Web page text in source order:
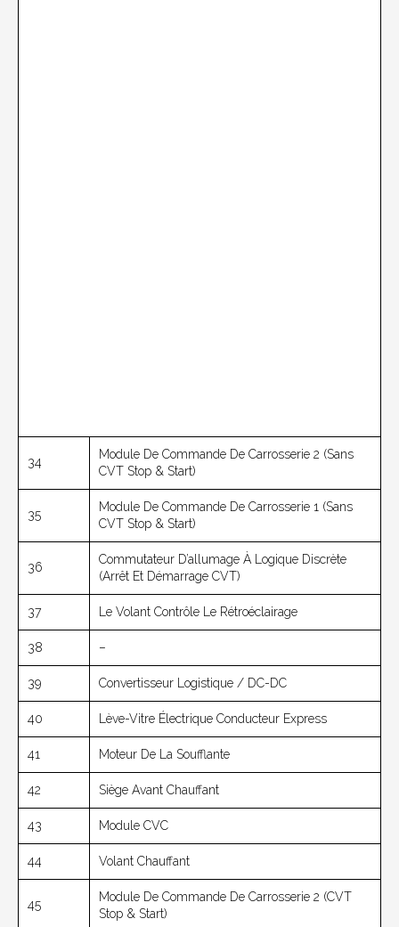
34
Module De Commande De Carrosserie 2 (sans
CVT Stop & Start)
35
Module De Commande De Carrosserie 1 (sans
CVT Stop & Start)
36
Commutateur D’allumage À Logique Discrète
(arrêt Et Démarrage CVT)
37 Le Volant Contrôle Le Rétroéclairage
38 –
39 Convertisseur Logistique / DC-DC
40 Lève-Vitre Électrique Conducteur Express
41 Moteur De La Soufflante
42 Siège Avant Chauffant
43 Module CVC
44 Volant Chauffant
45
Module De Commande De Carrosserie 2 (CVT
Stop & Start)